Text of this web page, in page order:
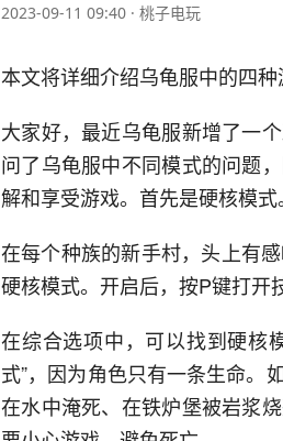
2023-09-11 09:40 · 桃子电玩
本文将详细介绍乌龟服中的四
大家好，最近乌龟服新增了一
问了乌龟服中不同模式的问题
解和享受游戏。首先是硬核模式
在每个种族的新手村，头上有
硬核模式。开启后，按P键打开
在综合选项中，可以找到硬核
式”，因为角色只有一条生命。
在水中淹死、在铁炉堡被岩浆